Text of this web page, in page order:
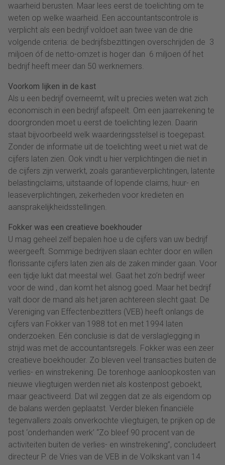
waarheid berusten. Maar lees eerst de toelichting om te
weten op welke waarheid. Een accountantscontrole is
verplicht als een bedrijf voldoet aan twee van de drie
volgende criteria: de bedrijfsbezittingen overschrijden de  3
miljoen óf de netto-omzet is hoger dan  6 miljoen óf het
bedrijf heeft meer dan 50 werknemers.
Voorkom lijken in de kast
Als u een bedrijf overneemt, wilt u precies weten wat zich
economisch in een bedrijf afspeelt. Om een jaarrekening te
doorgronden moet u eerst de toelichting lezen. Daarin
staat bijvoorbeeld welk waarderingsstelsel is toegepast.
Zonder de informatie uit de toelichting weet u niet wat de
cijfers laten zien. Ook vindt u hier verplichtingen die niet in
de cijfers zijn verwerkt, zoals garantieverplichtingen, latente
belastingclaims, uitstaande of lopende claims, huur- en
leaseverplichtingen, zekerheden voor kredieten en
aansprakelijkheidsstellingen.
Fokker was een creatieve boekhouder
U mag geheel zelf bepalen hoe u de cijfers van uw bedrijf
weergeeft. Sommige bedrijven slaan echter door en willen
florissante cijfers laten zien als de zaken minder gaan. Voor
een tijdje lukt dat meestal wel. Gaat het zo’n bedrijf weer
voor de wind , dan komt het alsnog goed. Maar het bedrijf
valt door de mand als het jaren achtereen slecht gaat. De
Vereniging van Effectenbezitters (VEB) heeft onlangs de
cijfers van Fokker van 1988 tot en met 1994 laten
onderzoeken. Eén conclusie is dat de verslaglegging in
strijd was met de accountantsregels. Fokker was een zeer
creatieve boekhouder. Zo bleven veel transacties buiten de
verlies- en winstrekening. De torenhoge aanloopkosten van
nieuwe vliegtuigen werden niet als kostenpost geboekt,
maar geactiveerd. Dat wil zeggen dat ze als eigendom op
de balans werden geplaatst. Verder bleken financiële
tegenvallers zoals onverkochte vliegtuigen, te prijken op de
post ‘onderhanden werk’ “Zo bleef 90 procent van de
activiteiten buiten de verlies- en winstrekening”, concludeert
directeur P. de Vries van de VEB in de Volkskant van 14